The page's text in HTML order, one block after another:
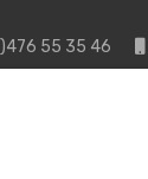
55 35 46